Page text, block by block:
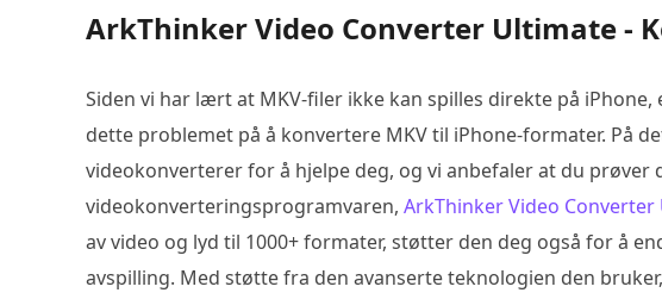
ArkThinker Video Converter Ultimate -
Siden vi har lært at MKV-filer ikke kan spilles direkte på
dette problemet på å konvertere MKV til iPhone-formater. På
videokonverterer for å hjelpe deg, og vi anbefaler at du prøver
videokonverteringsprogramvaren, ArkThinker Video
av video og lyd til 1000+ formater, støtter den deg også for å
avspilling. Med støtte fra den avanserte teknologien den